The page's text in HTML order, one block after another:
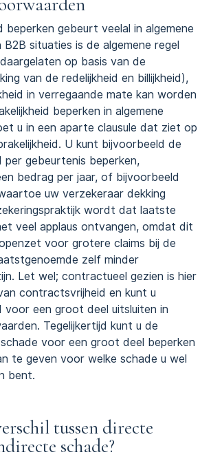
beperken gebeurt veelal in algemene
situaties is de algemene regel
op basis van de
van de redelijkheid en billijkheid),
in verregaande mate kan worden
beperken in algemene
u in een aparte clausule dat ziet op
U kunt bijvoorbeeld de
per gebeurtenis beperken,
bedrag per jaar, of bijvoorbeeld
uw verzekeraar dekking
wordt dat laatste
veel applaus ontvangen, omdat dit
voor grotere claims bij de
zelf minder
Let wel; contractueel gezien is hier
contractsvrijheid en kunt u
voor een groot deel uitsluiten in
Tegelijkertijd kunt u de
voor een groot deel beperken
te geven voor welke schade u wel
bent.
tussen directe
schade?